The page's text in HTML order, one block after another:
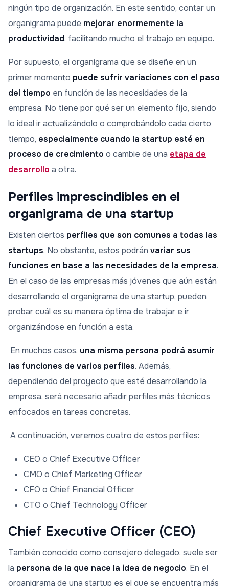
ningún tipo de organización. En este sentido, contar un
organigrama puede mejorar enormemente la
productividad, facilitando mucho el trabajo en equipo.
Por supuesto, el organigrama que se diseñe en un
primer momento puede sufrir variaciones con el paso
del tiempo en función de las necesidades de la
empresa. No tiene por qué ser un elemento fijo, siendo
lo ideal ir actualizándolo o comprobándolo cada cierto
tiempo, especialmente cuando la startup esté en
proceso de crecimiento o cambie de una etapa de
desarrollo a otra.
Perfiles imprescindibles en el
organigrama de una startup
Existen ciertos perfiles que son comunes a todas las
startups. No obstante, estos podrán variar sus
funciones en base a las necesidades de la empresa.
En el caso de las empresas más jóvenes que aún están
desarrollando el organigrama de una startup, pueden
probar cuál es su manera óptima de trabajar e ir
organizándose en función a esta.
En muchos casos, una misma persona podrá asumir
las funciones de varios perfiles. Además,
dependiendo del proyecto que esté desarrollando la
empresa, será necesario añadir perfiles más técnicos
enfocados en tareas concretas.
A continuación, veremos cuatro de estos perfiles:
CEO o Chief Executive Officer
CMO o Chief Marketing Officer
CFO o Chief Financial Officer
CTO o Chief Technology Officer
Chief Executive Officer (CEO)
También conocido como consejero delegado, suele ser
la persona de la que nace la idea de negocio. En el
organigrama de una startup es el que se encuentra más